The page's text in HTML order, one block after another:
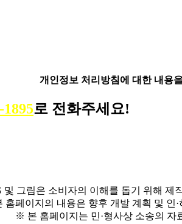
개인정보 처리방침에 대한 내용
1895로 전화주세요!
그림은 소비자의 이해를 돕기 위해 제
홈페이지의 내용은 향후 개발 계획 및 인
※ 본 홈페이지는 민·형사상 소송의 자